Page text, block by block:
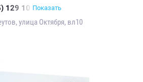
129 10 Показать
улица Октября, вл10